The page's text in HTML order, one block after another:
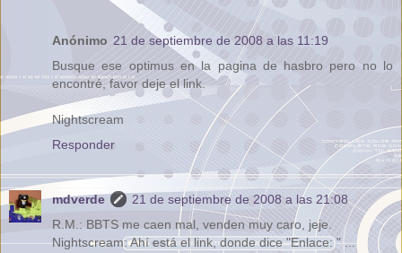
Anónimo 21 de septiembre de 2008 a las 11:19
Busque ese optimus en la pagina de hasbro pero no lo
encontré, favor deje el link.
Nightscream
Responder
mdverde
21 de septiembre de 2008 a las 21:08
R.M.: BBTS me caen mal, venden muy caro, jeje.
Nightscream: Ahí está el link, donde dice "Enlace: " ...